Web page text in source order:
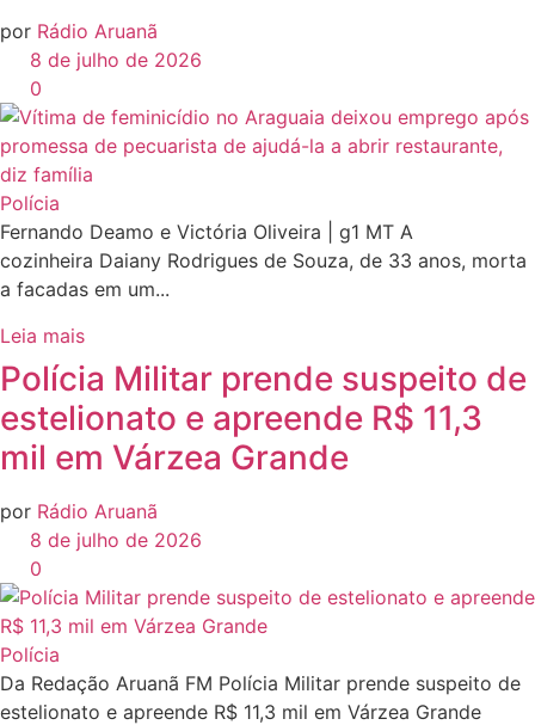
por Rádio Aruanã
8 de julho de 2026
0
Polícia
Fernando Deamo e Victória Oliveira | g1 MT A
cozinheira Daiany Rodrigues de Souza, de 33 anos, morta
a facadas em um...
Leia mais
Polícia Militar prende suspeito de
estelionato e apreende R$ 11,3
mil em Várzea Grande
por Rádio Aruanã
8 de julho de 2026
0
Polícia
Da Redação Aruanã FM Polícia Militar prende suspeito de
estelionato e apreende R$ 11,3 mil em Várzea Grande